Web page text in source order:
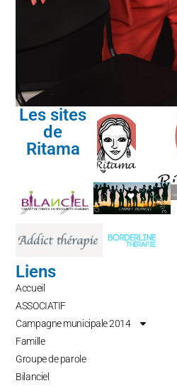
Les sites
de
Ritama
Liens
Accueil
ASSOCIATIF
Campagne municipale 2014
Famille
Groupe de parole
Bilanciel